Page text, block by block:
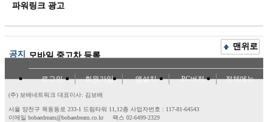
파워링크 광고
공지 모바일 중고차 등록
맨위로
로그인 회원가입 앱설치 PC버전 전체메뉴
(주) 보배네트워크 대표이사: 김보배
서울 양천구 목동동로 233-1 드림타워 11,12층 사업자번호 : 117-81-64543
이메일 bobaedream@bobaedream.co.kr
팩스 02-6499-2329